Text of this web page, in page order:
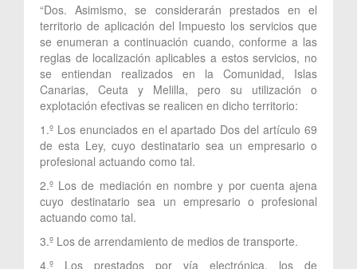
“Dos. Asimismo, se considerarán prestados en el
territorio de aplicación del Impuesto los servicios que
se enumeran a continuación cuando, conforme a las
reglas de localización aplicables a estos servicios, no
se entiendan realizados en la Comunidad, Islas
Canarias, Ceuta y Melilla, pero su utilización o
explotación efectivas se realicen en dicho territorio:
1.º Los enunciados en el apartado Dos del artículo 69
de esta Ley, cuyo destinatario sea un empresario o
profesional actuando como tal.
2.º Los de mediación en nombre y por cuenta ajena
cuyo destinatario sea un empresario o profesional
actuando como tal.
3.º Los de arrendamiento de medios de transporte.
4.º Los prestados por vía electrónica, los de